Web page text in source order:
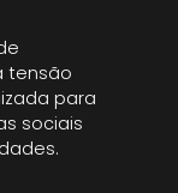
tensão
para
sociais